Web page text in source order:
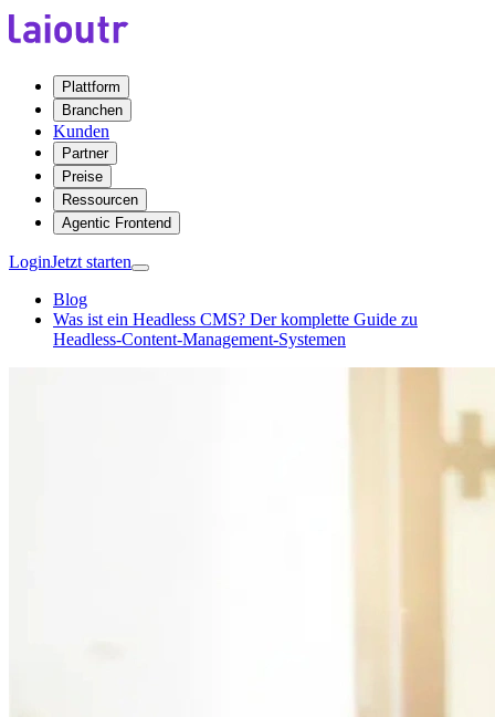
Plattform
Branchen
Kunden
Partner
Preise
Ressourcen
Agentic Frontend
LoginJetzt starten
Blog
Was ist ein Headless CMS? Der komplette Guide zu
Headless-Content-Management-Systemen